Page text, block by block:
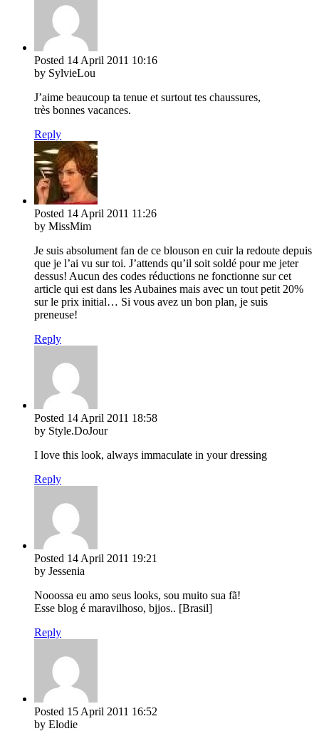
Posted 14 April 2011 10:16
by SylvieLou
J’aime beaucoup ta tenue et surtout tes chaussures,
très bonnes vacances.
Reply
Posted 14 April 2011 11:26
by MissMim
Je suis absolument fan de ce blouson en cuir la redoute depuis
que je l’ai vu sur toi. J’attends qu’il soit soldé pour me jeter
dessus! Aucun des codes réductions ne fonctionne sur cet
article qui est dans les Aubaines mais avec un tout petit 20%
sur le prix initial… Si vous avez un bon plan, je suis
preneuse!
Reply
Posted 14 April 2011 18:58
by Style.DoJour
I love this look, always immaculate in your dressing
Reply
Posted 14 April 2011 19:21
by Jessenia
Nooossa eu amo seus looks, sou muito sua fã!
Esse blog é maravilhoso, bjjos.. [Brasil]
Reply
Posted 15 April 2011 16:52
by Elodie